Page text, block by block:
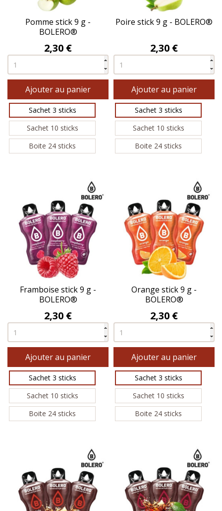
Pomme stick 9 g -
BOLERO®
Prix
2,30 €
Ajouter au panier
Sachet 3 sticks
Sachet 10 sticks
Boite 24 sticks
Poire stick 9 g - BOLERO®
Prix
2,30 €
Ajouter au panier
Sachet 3 sticks
Sachet 10 sticks
Boite 24 sticks
Framboise stick 9 g -
BOLERO®
Prix
2,30 €
Ajouter au panier
Sachet 3 sticks
Sachet 10 sticks
Boite 24 sticks
Orange stick 9 g -
BOLERO®
Prix
2,30 €
Ajouter au panier
Sachet 3 sticks
Sachet 10 sticks
Boite 24 sticks